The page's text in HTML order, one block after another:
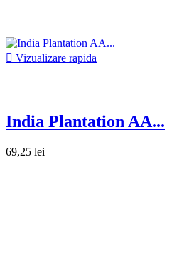
 Vizualizare rapida
India Plantation AA...
69,25 lei